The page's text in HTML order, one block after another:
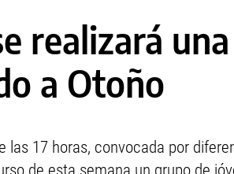
realizará
a Otoño
las 17 horas, convocada por
de esta semana un grupo de